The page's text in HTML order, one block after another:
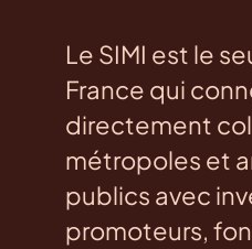
Le SIMI est le
France qui
directement
métropoles et
publics avec
promoteurs,